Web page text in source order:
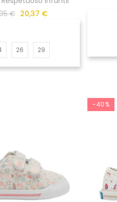
€ 20,37 €
26 29
-40%